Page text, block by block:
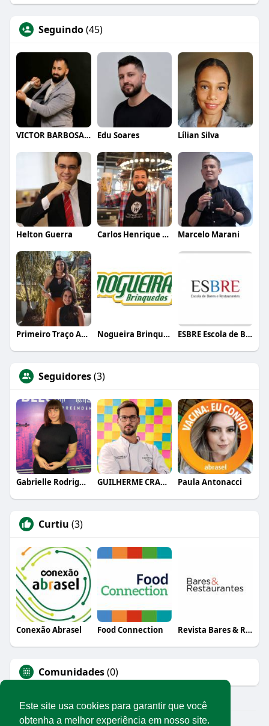
Este site usa cookies para garantir que você
obtenha a melhor experiência em nosso site.
Seguindo(45)
VICTOR BARBOSA QUARANTA Edu Soares Lílian Silva
Helton Guerra Carlos Henrique de Faria Vasconcelos Marcelo Marani
Primeiro Traço Arquitetura Nogueira Brinquedos ESBRE Escola de Bares e Restaurantes
Seguidores(3)
Gabrielle Rodrigues GUILHERME CRAMER BALLE Paula Antonacci
Curtiu (3)
Conexão Abrasel Food Connection Revista Bares & Restaurantes
Comunidades(0)